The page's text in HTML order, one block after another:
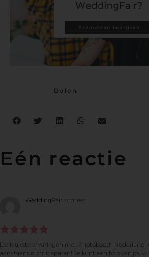
Delen
Eén reactie
WeddingFair schreef:
De leukste ervaringen met Photobooth Nederland
aanstaande bruidsparen! Je kunt een foto van